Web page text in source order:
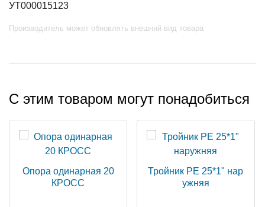
УТ000015123
Производитель может обновлять внешний вид товара
С этим товаром могут понадобиться
Опора одинарная 20
КРОСС
Тройник РЕ 25*1" нар
ужняя